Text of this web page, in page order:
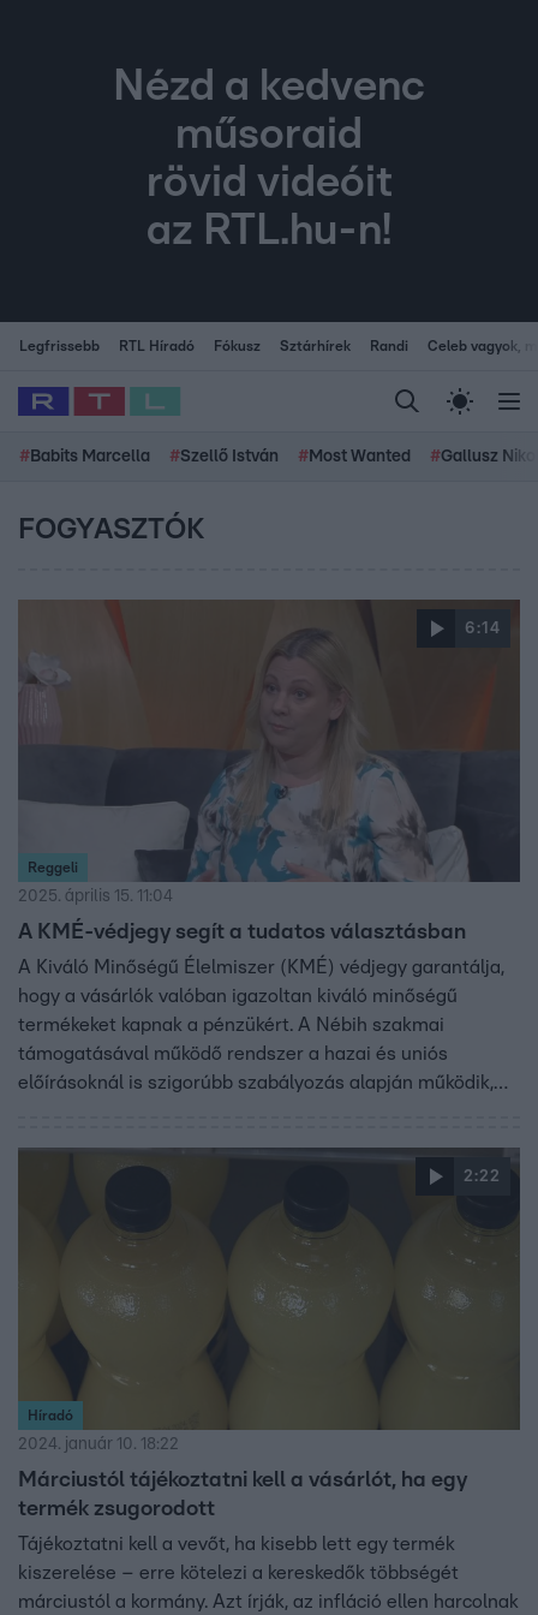
Nézd a kedvenc
műsoraid
rövid videóit
az RTL.hu-n!
Legfrissebb RTL Híradó Fókusz Sztárhírek Randi Celeb vagyok,
# Babits Marcella #Szellő István # Most Wanted #Gallusz
FOGYASZTÓK
6:14
Reggeli
2025. április 15. 11:04
A KMÉ-védjegy segít a tudatos választásban
A Kiváló Minőségű Élelmiszer (KMÉ) védjegy garantálja,
hogy a vásárlók valóban igazoltan kiváló minőségű
termékeket kapnak a pénzükért. A Nébih szakmai
támogatásával működő rendszer a hazai és uniós
előírásoknál is szigorúbb szabályozás alapján működik,
vásárlásban? Ezekről a kérdésekről beszélgettünk Dr.
Felkai Beáta Olgával, a Kiváló Minőségű Élelmiszer
védjegy Bírálóbizottságának elnökével.
2:22
Híradó
2024. január 10. 18:22
Márciustól tájékoztatni kell a vásárlót, ha egy
termék zsugorodott
Tájékoztatni kell a vevőt, ha kisebb lett egy termék
kiszerelése – erre kötelezi a kereskedők többségét
márciustól a kormány. Azt írják, az infláció ellen harcolnak